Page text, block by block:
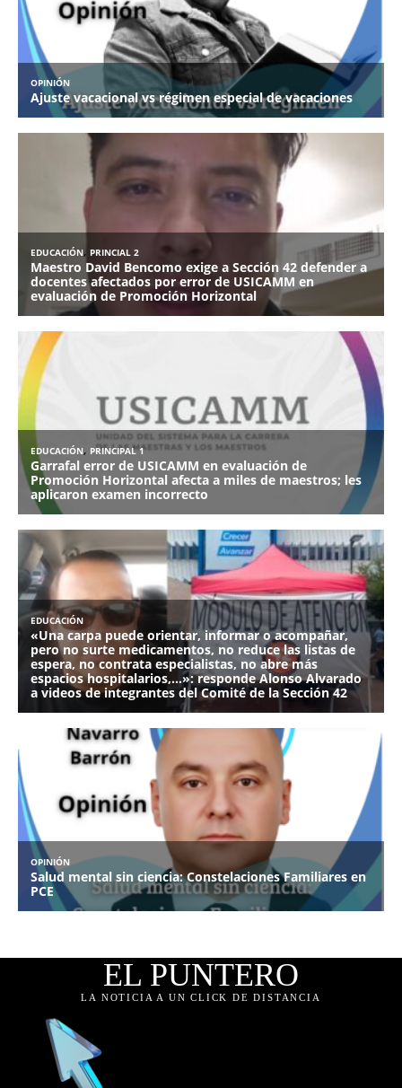
EL PUNTERO
LA NOTICIA A UN CLICK DE DISTANCIA